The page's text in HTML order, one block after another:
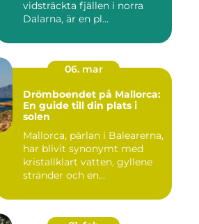
vidsträckta fjällen i norra
Dalarna, är en pl...
06. mar
Drömboendet på Mallorca:
En guide till din plats i
solen
Mallorca, pärlan i Balearerna,
har blivit synonymt med
kristallklart vatten, gyllene
stränder och en...